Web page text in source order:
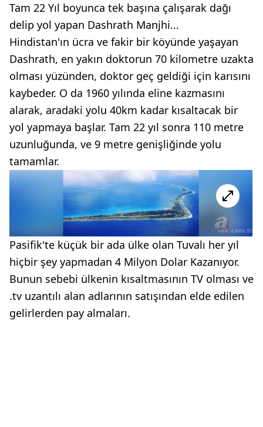
Tam 22 Yıl boyunca tek başına çalışarak dağı
delip yol yapan Dashrath Manjhi...
Hindistan'ın ücra ve fakir bir köyünde yaşayan
Dashrath, en yakın doktorun 70 kilometre uzakta
olması yüzünden, doktor geç geldiği için karısını
kaybeder. O da 1960 yılında eline kazmasını
alarak, aradaki yolu 40km kadar kısaltacak bir
yol yapmaya başlar. Tam 22 yıl sonra 110 metre
uzunluğunda, ve 9 metre genişliğinde yolu
tamamlar.
Pasifik'te küçük bir ada ülke olan Tuvalı her yıl
hiçbir şey yapmadan 4 Milyon Dolar Kazanıyor.
Bunun sebebi ülkenin kısaltmasının TV olması ve
.tv uzantılı alan adlarının satışından elde edilen
gelirlerden pay almaları.